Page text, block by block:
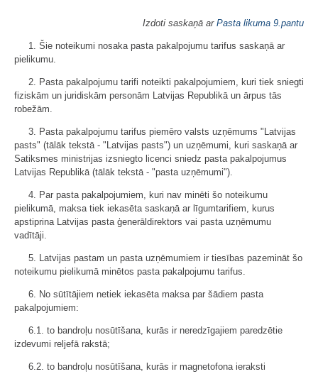
Izdoti saskaņā ar Pasta likuma 9.pantu
1. Šie noteikumi nosaka pasta pakalpojumu tarifus saskaņā ar
pielikumu.
2. Pasta pakalpojumu tarifi noteikti pakalpojumiem, kuri tiek sniegti
fiziskām un juridiskām personām Latvijas Republikā un ārpus tās
robežām.
3. Pasta pakalpojumu tarifus piemēro valsts uzņēmums "Latvijas
pasts" (tālāk tekstā - "Latvijas pasts") un uzņēmumi, kuri saskaņā ar
Satiksmes ministrijas izsniegto licenci sniedz pasta pakalpojumus
Latvijas Republikā (tālāk tekstā - "pasta uzņēmumi").
4. Par pasta pakalpojumiem, kuri nav minēti šo noteikumu
pielikumā, maksa tiek iekasēta saskaņā ar līgumtarifiem, kurus
apstiprina Latvijas pasta ģenerāldirektors vai pasta uzņēmumu
vadītāji.
5. Latvijas pastam un pasta uzņēmumiem ir tiesības pazemināt šo
noteikumu pielikumā minētos pasta pakalpojumu tarifus.
6. No sūtītājiem netiek iekasēta maksa par šādiem pasta
pakalpojumiem:
6.1. to bandroļu nosūtīšana, kurās ir neredzīgajiem paredzētie
izdevumi reljefā rakstā;
6.2. to bandroļu nosūtīšana, kurās ir magnetofona ieraksti